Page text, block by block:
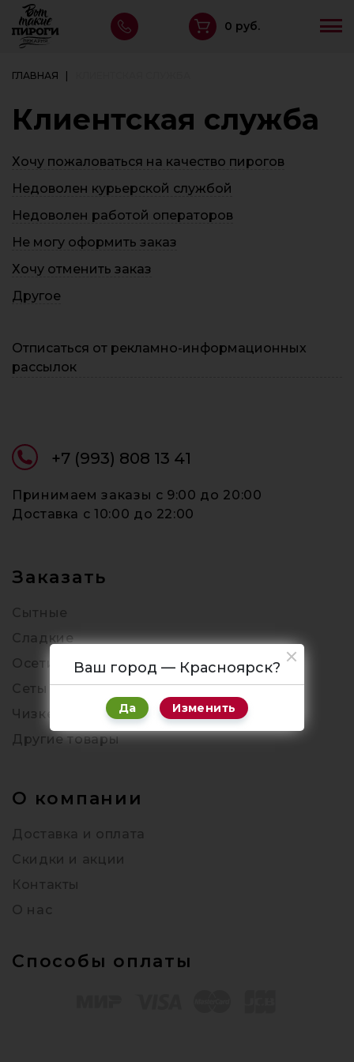
0 руб.
ГЛАВНАЯ
Клиентская служба
Хочу пожаловаться на качество пирогов
Недоволен курьерской службой
Недоволен работой операторов
Не могу оформить заказ
Хочу отменить заказ
Другое
Отписаться от рекламно-информационных
рассылок
+7 (993) 808 13 41
Принимаем заказы c 9:00 до 20:00
Доставка c 10:00 до 22:00
Заказать
Сытные
Сладкие
Осетинские
Сеты
Чизкейки
Другие товары
О компании
Доставка и оплата
Скидки и акции
Контакты
О нас
Способы оплаты
Ваш город — Красноярск?
Да Изменить